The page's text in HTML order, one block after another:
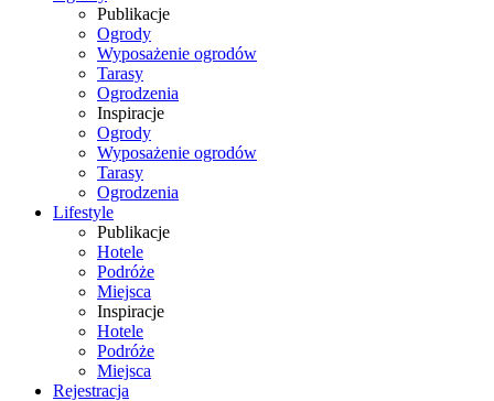
Publikacje
Ogrody
Wyposażenie ogrodów
Tarasy
Ogrodzenia
Inspiracje
Ogrody
Wyposażenie ogrodów
Tarasy
Ogrodzenia
Lifestyle
Publikacje
Hotele
Podróże
Miejsca
Inspiracje
Hotele
Podróże
Miejsca
Rejestracja